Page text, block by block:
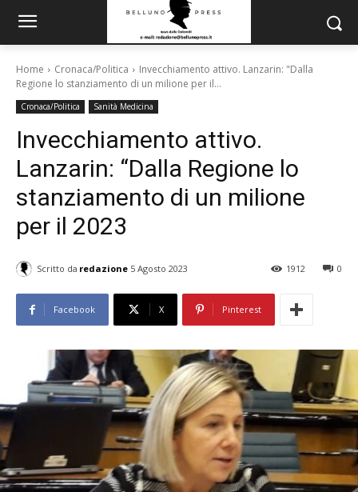
Home Cronaca/Politica
Invecchiamento attivo. Lanzarin: "Dalla
Regione lo stanziamento di un milione per il...
Cronaca/Politica Sanità Medicina
Invecchiamento attivo.
Lanzarin: “Dalla Regione lo
stanziamento di un milione
per il 2023
Scritto da redazione 5 Agosto 2023 0
1912
Facebook X Pinterest